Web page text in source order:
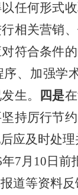
任何形式
相关营销
符合条件
、加强学
生。
四是
持厉行节
应及时处理
7月10日
道等资料反